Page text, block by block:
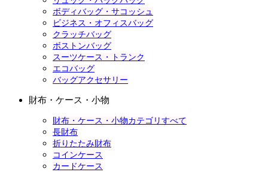
ボディバッグ・サコッシュ
ビジネス・オフィスバッグ
クラッチバッグ
ボストンバッグ
スーツケース・トランク
エコバッグ
バッグアクセサリー
財布・ケース・小物
財布・ケース・小物カテゴリすべて
長財布
折りたたみ財布
コインケース
カードケース